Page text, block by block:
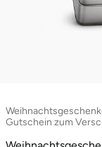
Gutschein zum